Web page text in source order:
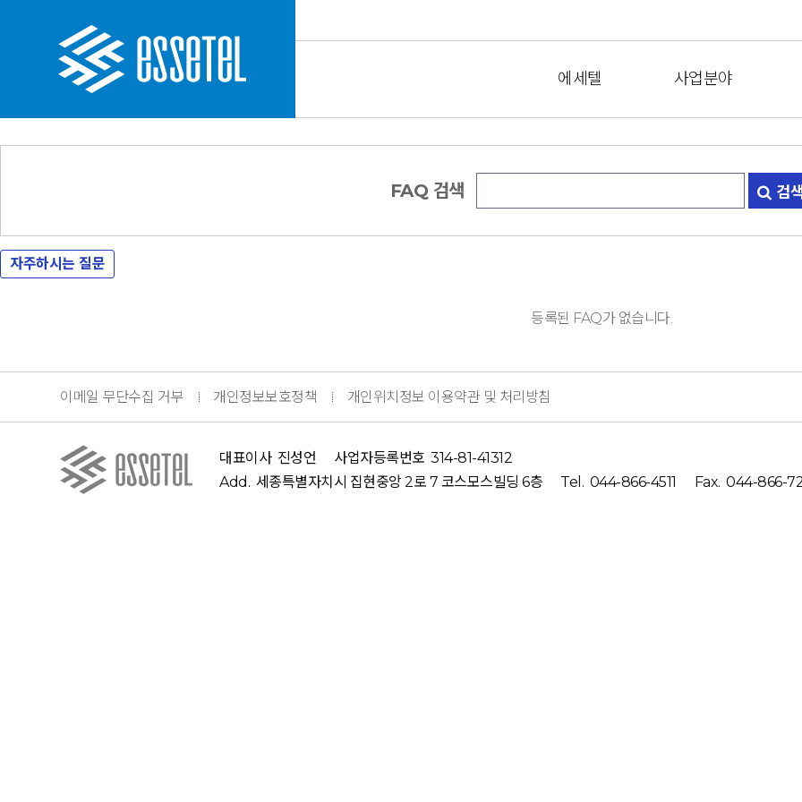
에세텔 사업분야
FAQ 검색 검
자주하시는 질문
등록된 FAQ가 없습니다.
이메일 무단수집 거부 개인정보보호정책 개인위치정보 이용약관 및 처리방침
대표이사 진성언 사업자등록번호 314-81-41312
Add. 세종특별자치시 집현중앙 2로 7 코스모스빌딩 6층 Tel. 044-866-4511 Fax. 044-866-